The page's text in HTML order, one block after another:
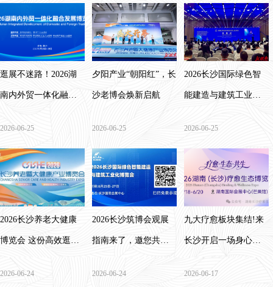
逛展不迷路！2026湖
南内外贸一体化融合
2026-06-25
夕阳产业“朝阳红”，长
沙老博会焕新启航
2026-06-25
2026长沙国际绿色智
能建造与建筑工业化
2026-06-25
2026长沙养老大健康
博览会 这份高效逛展
2026-06-24
2026长沙筑博会观展
指南来了，邀您共赴
2026-06-24
九大疗愈板块集结!来
长沙开启一场身心疗
2026-06-17